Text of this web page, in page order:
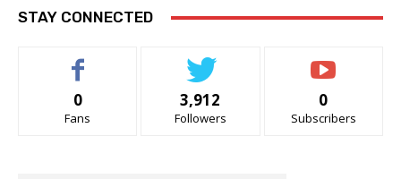
STAY CONNECTED
0
Fans
3,912
Followers
0
Subscribers